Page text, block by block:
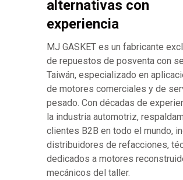
alternativas con
experiencia
MJ GASKET es un fabricante
de repuestos de posventa con
Taiwán, especializado en
de motores comerciales y de
pesado. Con décadas de
la industria automotriz,
clientes B2B en todo el mundo,
distribuidores de refacciones,
dedicados a motores
mecánicos del taller.